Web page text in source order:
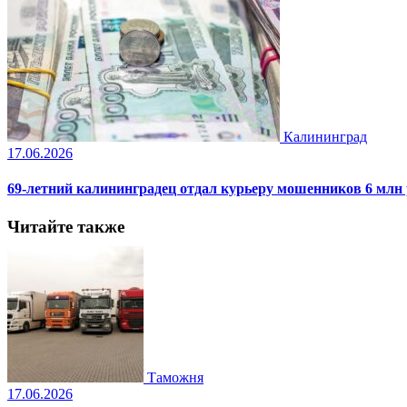
Калининград
17.06.2026
69-летний калининградец отдал курьеру мошенников 6 млн
Читайте также
Таможня
17.06.2026